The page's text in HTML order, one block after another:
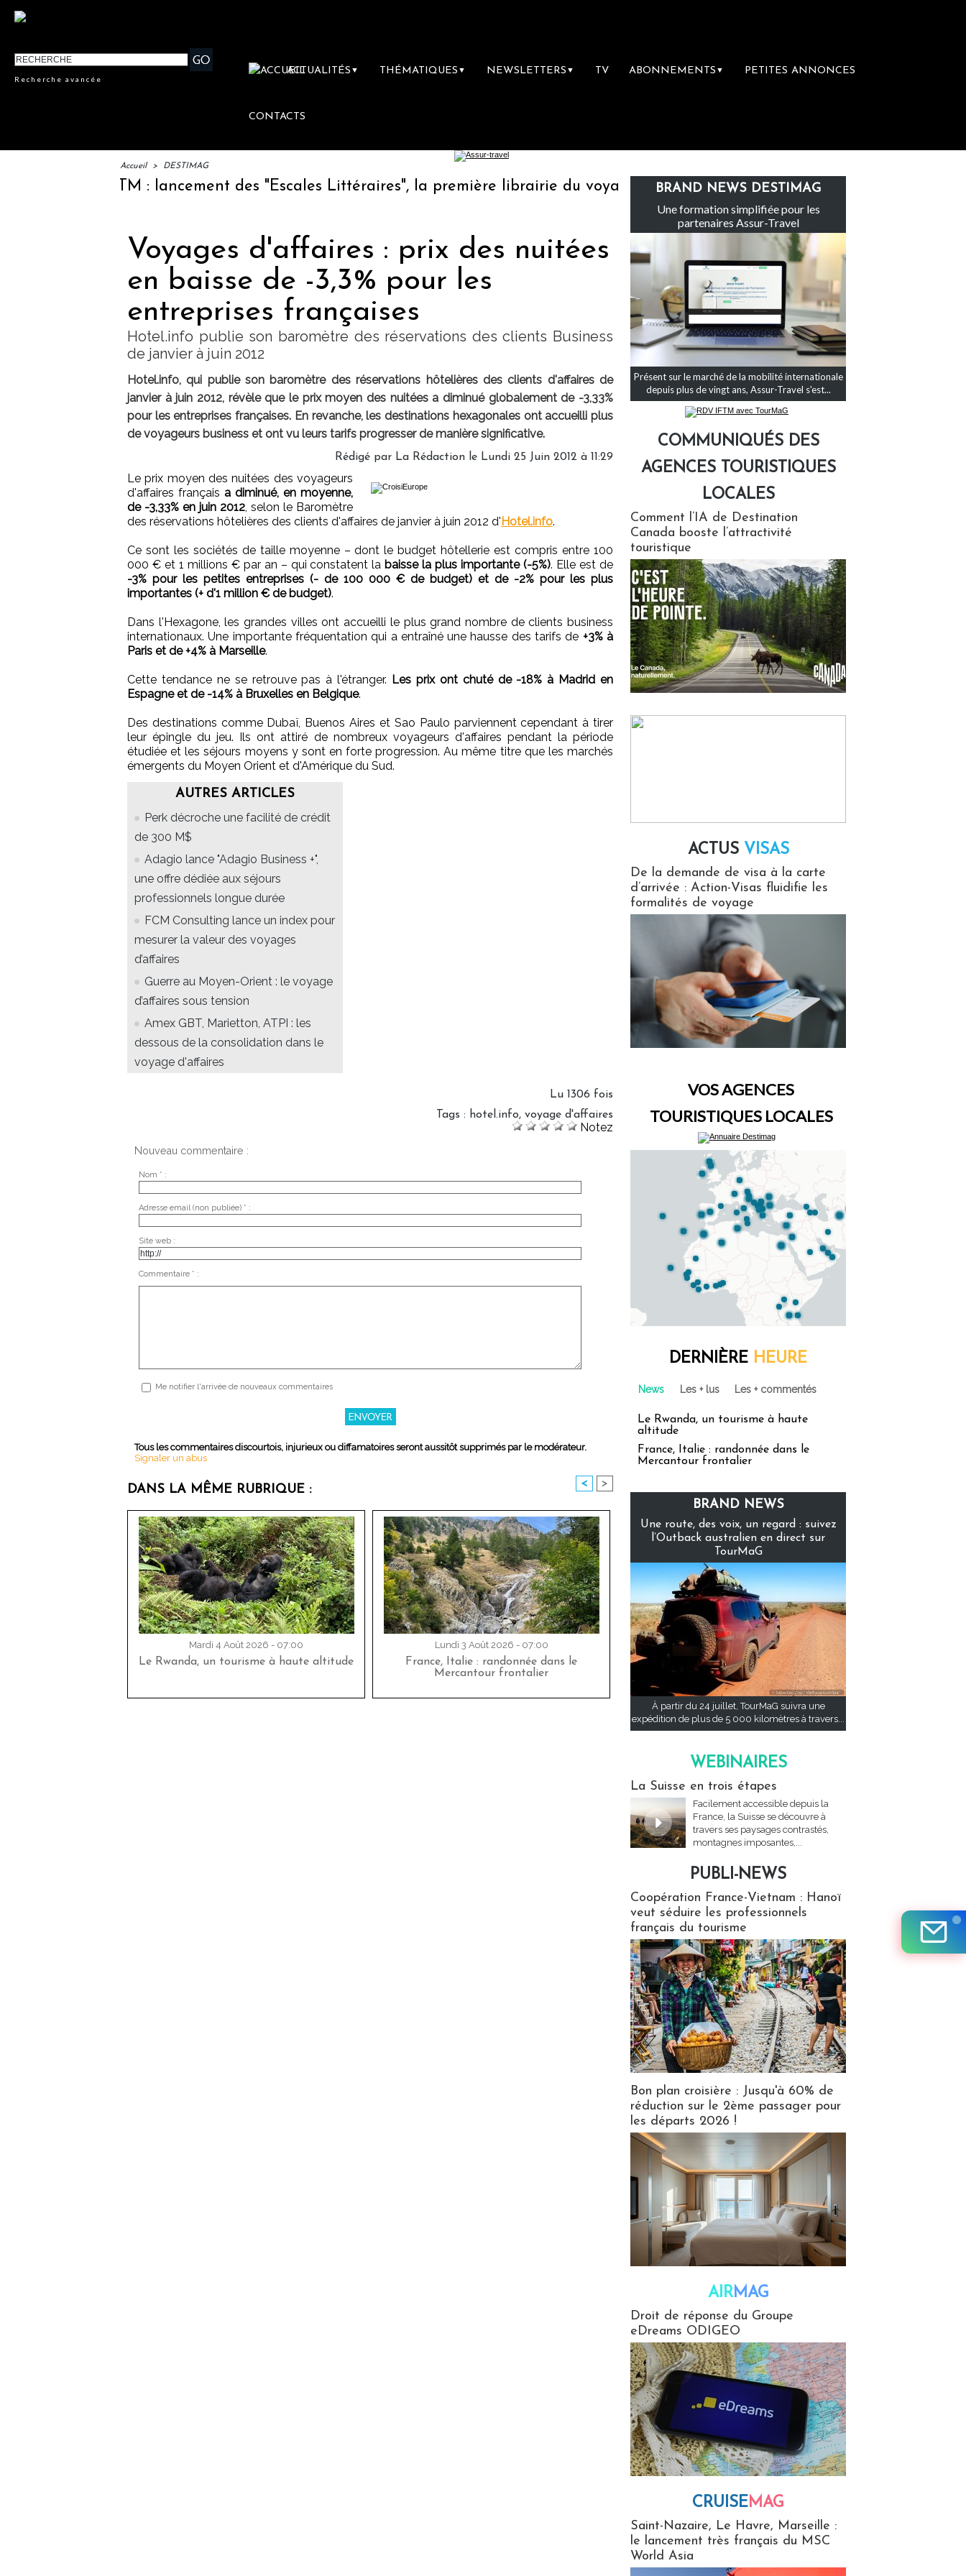
Recherche avancée
ACTUALITÉS ▼ THÉMATIQUES ▼ NEWSLETTERS ▼ TV ABONNEMENTS ▼ PETITES ANNONCES
CONTACTS
Accueil > DESTIMAG
IFTM : lancement des "Escales Littéraires", la première librairie du voyage Le groupe Sainte-Claire rachète Eden Tour
Voyages d'affaires : prix des nuitées
en baisse de -3,3% pour les
entreprises françaises
Hotel.info publie son baromètre des réservations des clients Business
de janvier à juin 2012
Hotel.info, qui publie son baromètre des réservations hôtelières des clients d'affaires de
janvier à juin 2012, révèle que le prix moyen des nuitées a diminué globalement de -3,33%
pour les entreprises françaises. En revanche, les destinations hexagonales ont accueilli plus
de voyageurs business et ont vu leurs tarifs progresser de manière significative.
Rédigé par La Rédaction le Lundi 25 Juin 2012 à 11:29
Le prix moyen des nuitées des voyageurs
d'affaires français a diminué, en moyenne,
de -3,33% en juin 2012, selon le Baromètre
des réservations hôtelières des clients d'affaires de janvier à juin 2012 d'Hotel.info.
Ce sont les sociétés de taille moyenne – dont le budget hôtellerie est compris entre 100
000 € et 1 millions € par an – qui constatent la baisse la plus importante (-5%). Elle est de
-3% pour les petites entreprises (- de 100 000 € de budget) et de -2% pour les plus
importantes (+ d'1 million € de budget).
Dans l'Hexagone, les grandes villes ont accueilli le plus grand nombre de clients business
internationaux. Une importante fréquentation qui a entraîné une hausse des tarifs de +3% à
Paris et de +4% à Marseille.
Cette tendance ne se retrouve pas à l'étranger. Les prix ont chuté de -18% à Madrid en
Espagne et de -14% à Bruxelles en Belgique.
Des destinations comme Dubaï, Buenos Aires et Sao Paulo parviennent cependant à tirer
leur épingle du jeu. Ils ont attiré de nombreux voyageurs d'affaires pendant la période
étudiée et les séjours moyens y sont en forte progression. Au même titre que les marchés
émergents du Moyen Orient et d'Amérique du Sud.
AUTRES ARTICLES
Perk décroche une facilité de crédit
de 300 M$
Adagio lance "Adagio Business +",
une offre dédiée aux séjours
professionnels longue durée
FCM Consulting lance un index pour
mesurer la valeur des voyages
d’affaires
Guerre au Moyen-Orient : le voyage
d’affaires sous tension
Amex GBT, Marietton, ATPI : les
dessous de la consolidation dans le
voyage d'affaires
Lu 1306 fois
Tags : hotel.info, voyage d'affaires
Notez
Nouveau commentaire :
Nom * :
Adresse email (non publiée) * :
Site web :
Commentaire * :
Me notifier l'arrivée de nouveaux commentaires
Tous les commentaires discourtois, injurieux ou diffamatoires seront aussitôt supprimés par le modérateur.
Signaler un abus
DANS LA MÊME RUBRIQUE : < >
Mardi 4 Août 2026 - 07:00
Le Rwanda, un tourisme à haute altitude
Lundi 3 Août 2026 - 07:00
France, Italie : randonnée dans le
Mercantour frontalier
BRAND NEWS DESTIMAG
Une formation simplifiée pour les
partenaires Assur-Travel
Présent sur le marché de la mobilité internationale
depuis plus de vingt ans, Assur-Travel s'est...
COMMUNIQUÉS DES
AGENCES TOURISTIQUES
LOCALES
Comment l’IA de Destination
Canada booste l’attractivité
touristique
ACTUS VISAS
De la demande de visa à la carte
d’arrivée : Action-Visas fluidifie les
formalités de voyage
VOS AGENCES
TOURISTIQUES LOCALES
DERNIÈRE HEURE
News Les + lus Les + commentés
Le Rwanda, un tourisme à haute
altitude
France, Italie : randonnée dans le
Mercantour frontalier
BRAND NEWS
Une route, des voix, un regard : suivez
l’Outback australien en direct sur
TourMaG
À partir du 24 juillet, TourMaG suivra une
expédition de plus de 5 000 kilomètres à travers...
WEBINAIRES
La Suisse en trois étapes
Facilement accessible depuis la
France, la Suisse se découvre à
travers ses paysages contrastés,
montagnes imposantes,...
PUBLI-NEWS
Coopération France-Vietnam : Hanoï
veut séduire les professionnels
français du tourisme
Bon plan croisière : Jusqu'à 60% de
réduction sur le 2ème passager pour
les départs 2026 !
AIRMAG
Droit de réponse du Groupe
eDreams ODIGEO
CRUISEMAG
Saint-Nazaire, Le Havre, Marseille :
le lancement très français du MSC
World Asia